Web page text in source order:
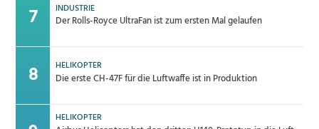
INDUSTRIE
Der Rolls-Royce UltraFan ist zum ersten Mal gelaufen
HELIKOPTER
Die erste CH-47F für die Luftwaffe ist in Produktion
HELIKOPTER